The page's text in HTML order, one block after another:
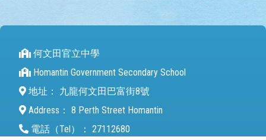
何文田官立中學
Homantin Government Secondary School
地址：
九龍何文田巴富街8號
Address： 8 Perth Street Homantin
電話（Tel）： 27112680